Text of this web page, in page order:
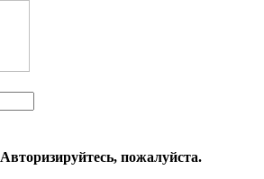
Авторизируйтесь, пожалуйста.